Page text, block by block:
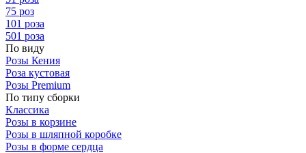
75 роз
101 роза
501 роза
По виду
Розы Кения
Роза кустовая
Розы Premium
По типу сборки
Классика
Розы в корзине
Розы в шляпной коробке
Розы в форме сердца